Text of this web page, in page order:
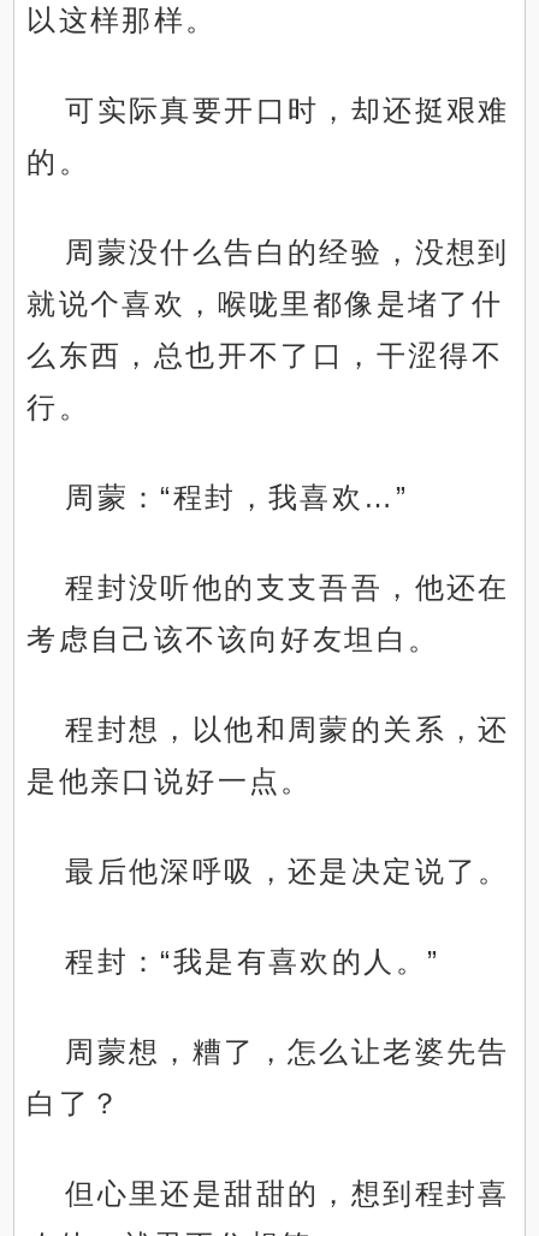
以这样那样。
可实际真要开口时，却还挺艰难
的。
周蒙没什么告白的经验，没想到
就说个喜欢，喉咙里都像是堵了什
么东西，总也开不了口，干涩得不
行。
周蒙：“程封，我喜欢…”
程封没听他的支支吾吾，他还在
考虑自己该不该向好友坦白。
程封想，以他和周蒙的关系，还
是他亲口说好一点。
最后他深呼吸，还是决定说了。
程封：“我是有喜欢的人。”
周蒙想，糟了，怎么让老婆先告
白了？
但心里还是甜甜的，想到程封喜